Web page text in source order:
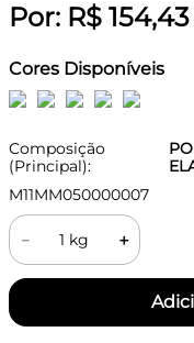
Por: R$ 154,43
Cores Disponíveis
Composição
(Principal):
M11MM050000007
＋
－